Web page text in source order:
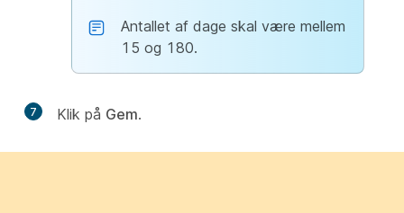
Antallet af dage skal være mellem
15 og 180.
7 Klik på Gem.